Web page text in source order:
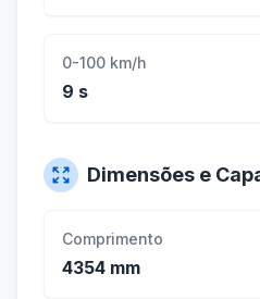
0-100 km/h
9 s
Dimensões e
Comprimento
4354 mm